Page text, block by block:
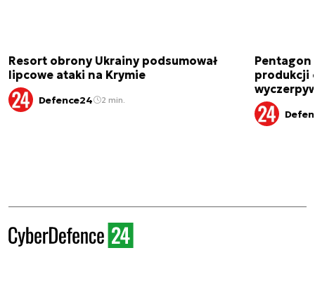
Resort obrony Ukrainy podsumował
lipcowe ataki na Krymie
Defence24 2 min.
Pentagon
produkcji